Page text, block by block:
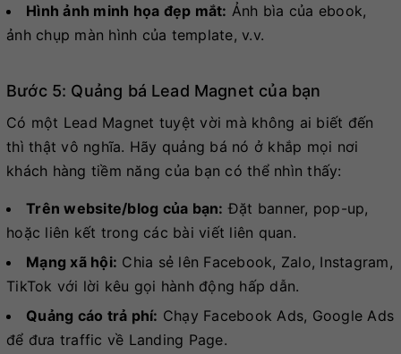
Hình ảnh minh họa đẹp mắt: Ảnh bìa của ebook,
ảnh chụp màn hình của template, v.v.
Bước 5: Quảng bá Lead Magnet của bạn
Có một Lead Magnet tuyệt vời mà không ai biết đến
thì thật vô nghĩa. Hãy quảng bá nó ở khắp mọi nơi
khách hàng tiềm năng của bạn có thể nhìn thấy:
Trên website/blog của bạn: Đặt banner, pop-up,
hoặc liên kết trong các bài viết liên quan.
Mạng xã hội: Chia sẻ lên Facebook, Zalo, Instagram,
TikTok với lời kêu gọi hành động hấp dẫn.
Quảng cáo trả phí: Chạy Facebook Ads, Google Ads
để đưa traffic về Landing Page.